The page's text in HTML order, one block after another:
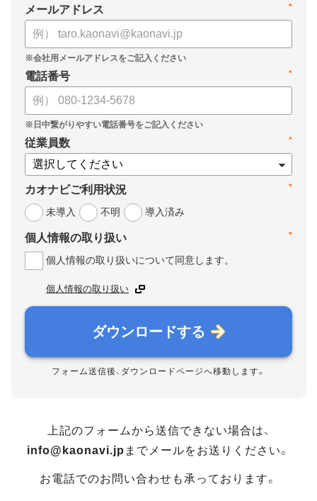
*
メールアドレス
*
電話番号
*
従業員数
*
カオナビご利用状況
未導入
不明 導入済み
*
個人情報の取り扱い
個人情報の取り扱いについて同意します。
個人情報の取り扱い
ダウンロードする
フォーム送信後、ダウンロードページへ移動します。
上記のフォームから送信できない場合は、
info@kaonavi.jp までメールをお送りください。
お電話でのお問い合わせも承っております。